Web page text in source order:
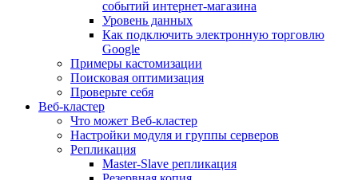
событий интернет-магазина
Уровень данных
Как подключить электронную торговлю
Google
Примеры кастомизации
Поисковая оптимизация
Проверьте себя
Веб-кластер
Что может Веб-кластер
Настройки модуля и группы серверов
Репликация
Master-Slave репликация